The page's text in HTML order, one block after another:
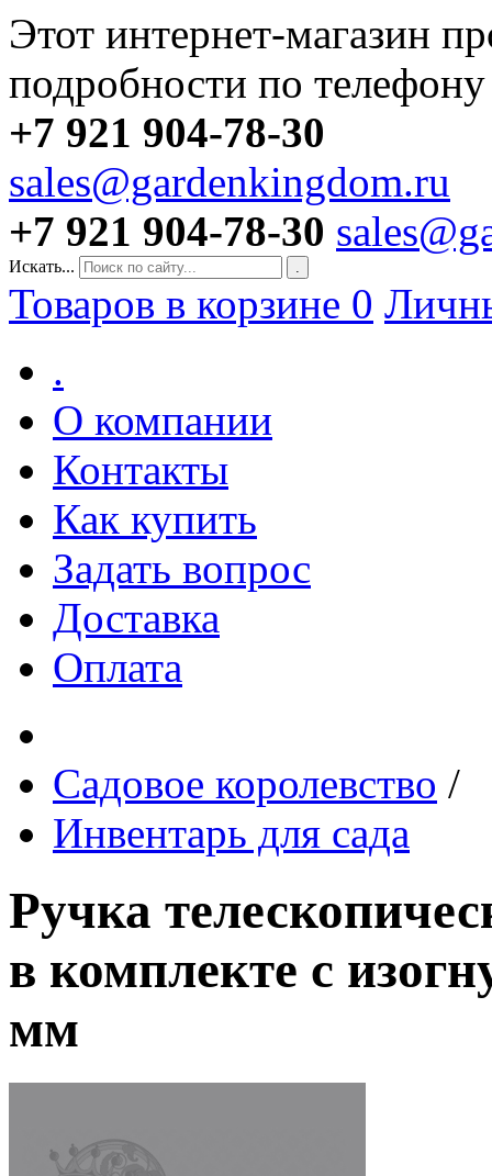
Этот интернет-магазин
подробности по телефону
+7 921 904-78-30
sales@gardenkingdom.ru
+7 921 904-78-30
Искать... .
Товаров в корзине 0
.
О компании
Контакты
Как купить
Задать вопрос
Доставка
Оплата
Садовое королевство /
Инвентарь для сада
Ручка
в комплекте с
мм